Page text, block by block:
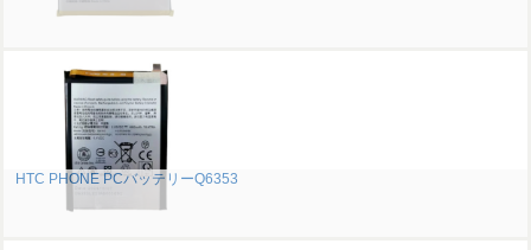
HTC PHONE PCバッテリーQ6353